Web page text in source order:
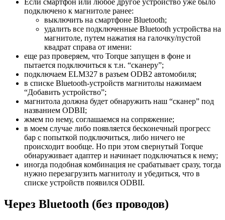
подключено к магнитоле ранее:
выключить на смартфоне Bluetooth;
удалить все подключенные Bluetooth устройства на
магнитоле, путем нажатия на галочку/пустой
квадрат справа от имени:
еще раз проверяем, что Torque запущен в фоне и
пытается подключиться к т.н. “сканеру”;
подключаем ELM327 в разъем ODB2 автомобиля;
в списке Bluetooth-устройств магнитолы нажимаем
“Добавить устройство”;
магнитола должна будет обнаружить наш “сканер” под
названием ODBII;
жмем по нему, соглашаемся на сопряжение;
в моем случае либо появляется бесконечный прогресс
бар с попыткой подключиться, либо ничего не
происходит вообще. Но при этом свернутый Torque
обнаруживает адаптер и начинает подключаться к нему;
иногда подобная комбинация не срабатывает сразу, тогда
нужно перезагрузить магнитолу и убедиться, что в
списке устройств появился ODBII.
Через Bluetooth (без проводов)